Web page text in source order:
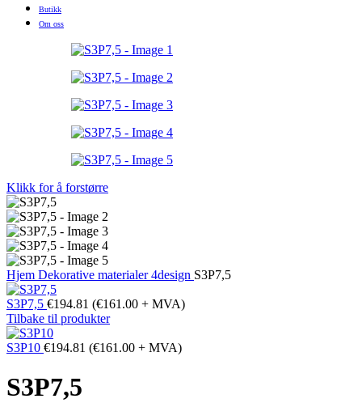
Butikk
Om oss
Klikk for å forstørre
Hjem Dekorative materialer4design S3P7,5
S3P7,5 €194.81 (€161.00 + MVA)
Tilbake til produkter
S3P10 €194.81 (€161.00 + MVA)
S3P7,5